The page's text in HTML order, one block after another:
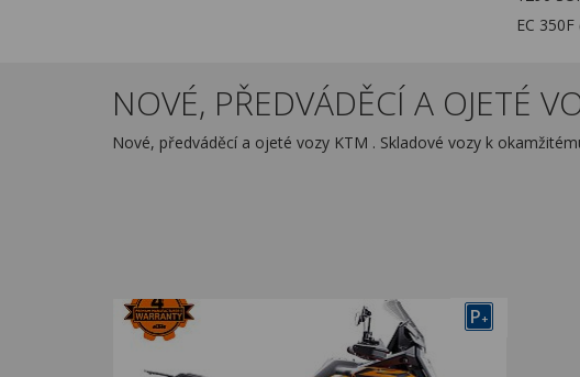
EC 350F
NOVÉ, PŘEDVÁDĚCÍ A OJETÉ
Nové, předváděcí a ojeté vozy KTM . Skladové vozy k
P+